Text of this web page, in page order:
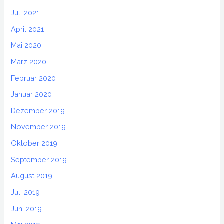
Juli 2021
April 2021
Mai 2020
März 2020
Februar 2020
Januar 2020
Dezember 2019
November 2019
Oktober 2019
September 2019
August 2019
Juli 2019
Juni 2019